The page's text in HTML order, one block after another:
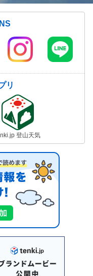
リ
登山天気